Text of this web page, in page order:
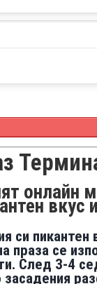
онлайн
вкус
си пикантен
праза се
След 3-4